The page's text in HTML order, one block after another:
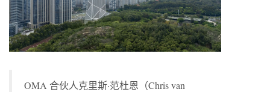
OMA 合伙人克里斯·范杜恩（Chris van